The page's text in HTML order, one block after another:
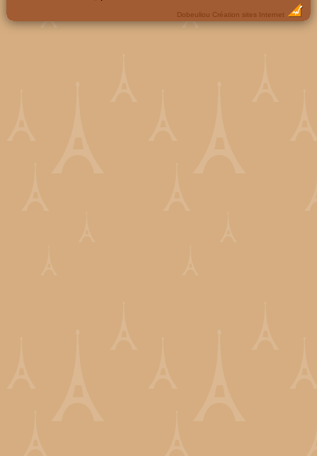
Dobeuliou Création sites Internet